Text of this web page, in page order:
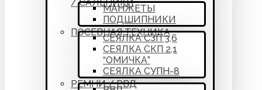
/ САЛЬНИКИ
МАНЖЕТЫ
ПОДШИПНИКИ
ПОСЕВНАЯ ТЕХНИКА
СЕЯЛКА СЗП 3,6
СЕЯЛКА СКП 2,1
“ОМИЧКА”
СЕЯЛКА СУПН-8
РЕМНИ / РВД